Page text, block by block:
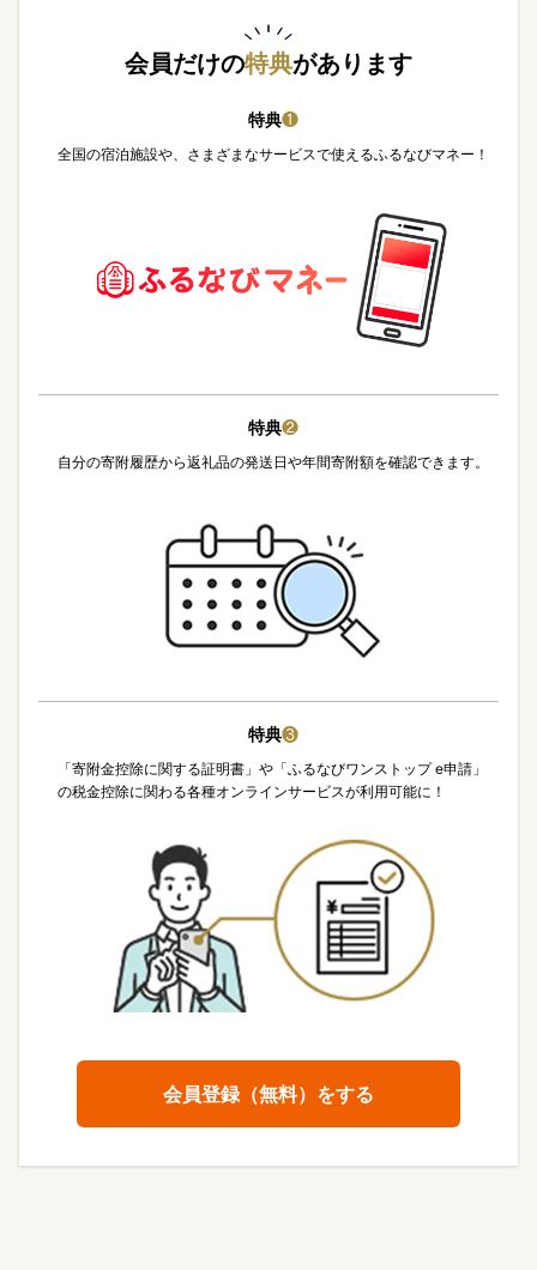
会員だけの特典があります
特典❶
全国の宿泊施設や、さまざまなサービスで使えるふるなびマネー！
特典❷
自分の寄附履歴から返礼品の発送日や年間寄附額を確認できます。
特典❸
「寄附金控除に関する証明書」や「ふるなびワンストップ e申請」
の税金控除に関わる各種オンラインサービスが利用可能に！
会員登録（無料）をする